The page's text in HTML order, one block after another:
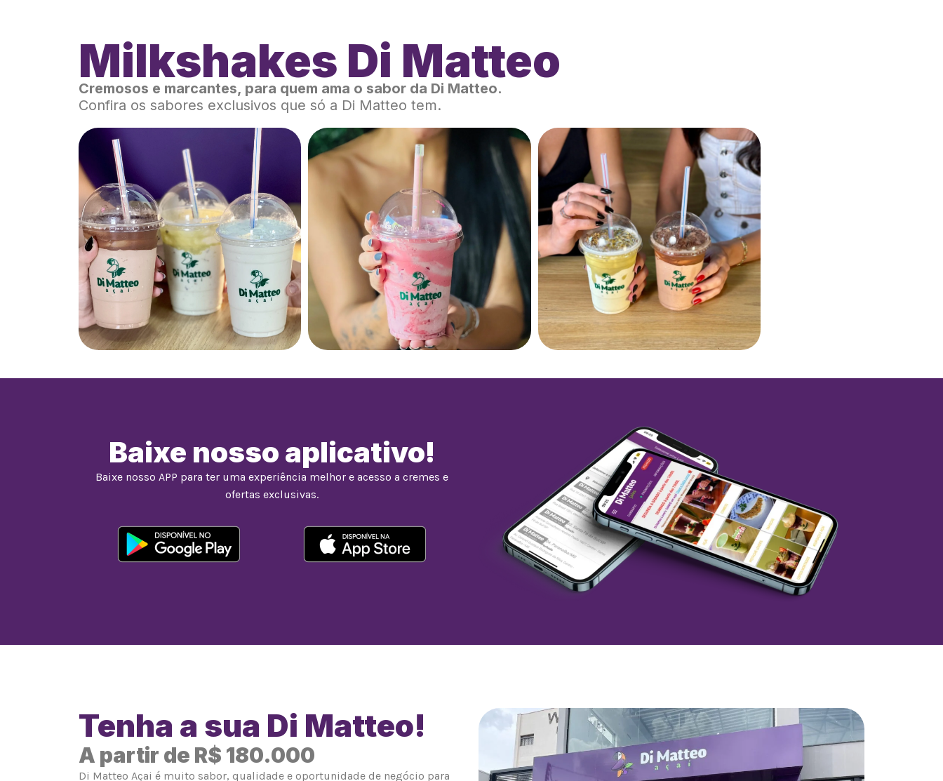
Milkshakes Di Matteo
Cremosos e marcantes, para quem ama o sabor da Di Matteo.
Confira os sabores exclusivos que só a Di Matteo tem.
Baixe nosso aplicativo!
Baixe nosso APP para ter uma experiência melhor e acesso a cremes e
ofertas exclusivas.
Tenha a sua Di Matteo!
A partir de R$ 180.000
Di Matteo Açai é muito sabor, qualidade e oportunidade de negócio para